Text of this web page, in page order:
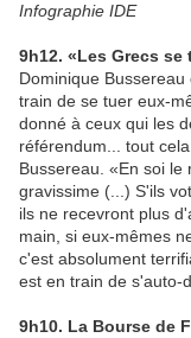
Infographie IDE
9h12. «Les Grecs se
Dominique
train de se tuer eux-
donné à ceux qui les
référendum... tout
Bussereau. «En soi
gravissime (...) S'ils
ils ne recevront plus
main, si eux-mêmes
c'est absolument
est en train de s'auto-
9h10. La Bourse de